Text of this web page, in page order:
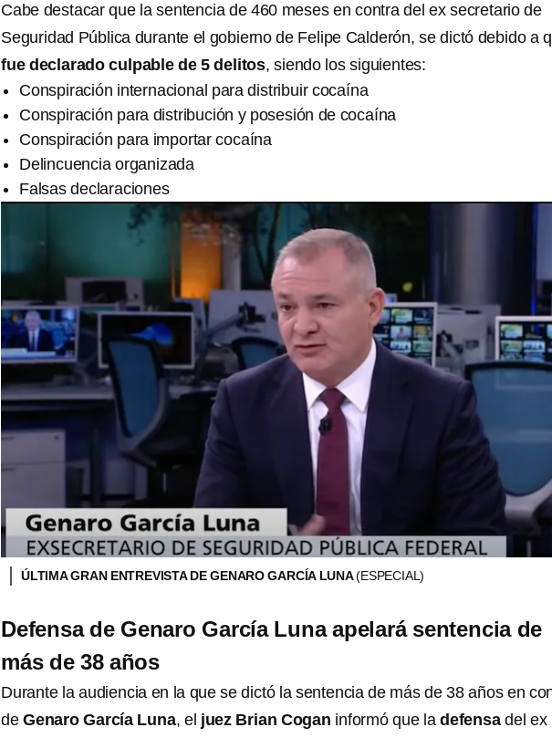
Cabe destacar que la sentencia de 460 meses en contra del ex secretario de
Seguridad Pública durante el gobierno de Felipe Calderón, se dictó debido a
fue declarado culpable de 5 delitos, siendo los siguientes:
Conspiración internacional para distribuir cocaína
Conspiración para distribución y posesión de cocaína
Conspiración para importar cocaína
Delincuencia organizada
Falsas declaraciones
ÚLTIMA GRAN ENTREVISTA DE GENARO GARCÍA LUNA(ESPECIAL)
Defensa de Genaro García Luna apelará sentencia de
más de 38 años
Durante la audiencia en la que se dictó la sentencia de más de 38 años en
de Genaro García Luna, el juez Brian Cogan informó que ladefensadel ex